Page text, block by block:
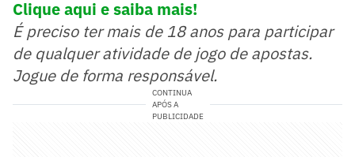
Clique aqui e saiba mais!
É preciso ter mais de 18 anos para participar
de qualquer atividade de jogo de apostas.
Jogue de forma responsável.
CONTINUA
APÓS A
PUBLICIDADE